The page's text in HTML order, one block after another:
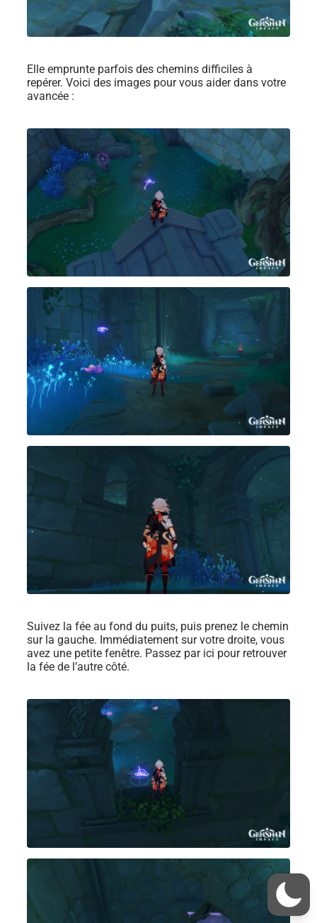
Elle emprunte parfois des chemins difficiles à
repérer. Voici des images pour vous aider dans votre
avancée :
Suivez la fée au fond du puits, puis prenez le chemin
sur la gauche. Immédiatement sur votre droite, vous
avez une petite fenêtre. Passez par ici pour retrouver
la fée de l’autre côté.